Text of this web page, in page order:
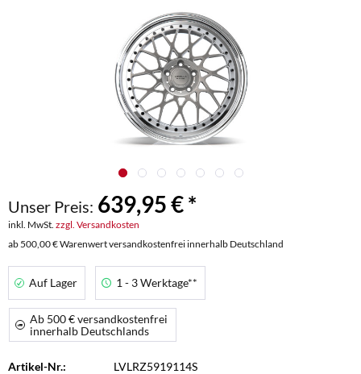
Unser Preis: 639,95 € *
inkl. MwSt. zzgl. Versandkosten
ab 500,00 € Warenwert versandkostenfrei innerhalb Deutschland
Auf Lager 1 - 3 Werktage**
Ab 500 € versandkostenfrei
innerhalb Deutschlands
Artikel-Nr.: LVLRZ5919114S